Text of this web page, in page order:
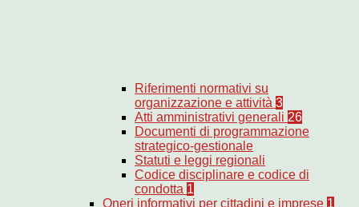
Riferimenti normativi su
organizzazione e attività 3
Atti amministrativi generali 26
Documenti di programmazione
strategico-gestionale
Statuti e leggi regionali
Codice disciplinare e codice di
condotta 1
Oneri informativi per cittadini e imprese 1